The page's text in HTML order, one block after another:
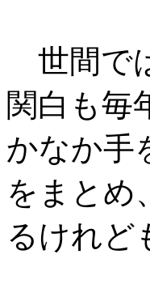
世間で
関白も毎
かなか手
をまとめ
るけれど